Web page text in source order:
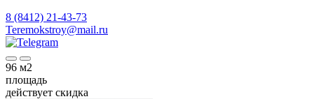
8 (8412) 21-43-73
Teremokstroy@mail.ru
96 м2
площадь
действует скидка